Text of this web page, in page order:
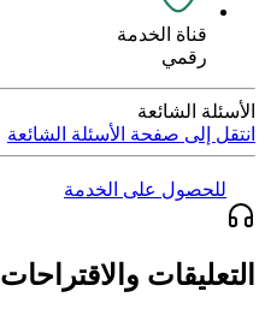
قناة الخدمة
رقمي
الأسئلة الشائعة
انتقل إلى صفحة الأسئلة الشائعة
للحصول على الخدمة
التعليقات والاقتراحات